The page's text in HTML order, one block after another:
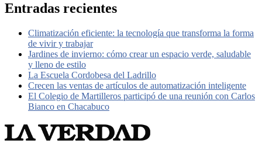
Entradas recientes
Climatización eficiente: la tecnología que transforma la forma
de vivir y trabajar
Jardines de invierno: cómo crear un espacio verde, saludable
y lleno de estilo
La Escuela Cordobesa del Ladrillo
Crecen las ventas de artículos de automatización inteligente
El Colegio de Martilleros participó de una reunión con Carlos
Bianco en Chacabuco